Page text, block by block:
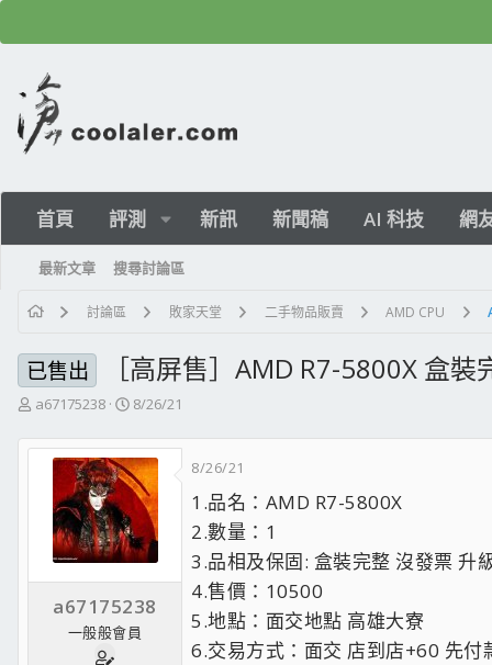
首頁 評測 新訊 新聞稿 AI 科技 網
最新文章 搜尋討論區
討論區 敗家天堂 二手物品販賣 AMD CPU
已售出 ［高屏售］AMD R7-5800X 盒裝
主
發
a67175238
開
日
期
8/26/21
a67175238
一般般會員
8/26/21
1.品名：AMD R7-5800X
2.數量：1
3.品相及保固: 盒裝完整 沒發票 升
4.售價：10500
5.地點：面交地點 高雄大寮
6.交易方式：面交 店到店+60 先付